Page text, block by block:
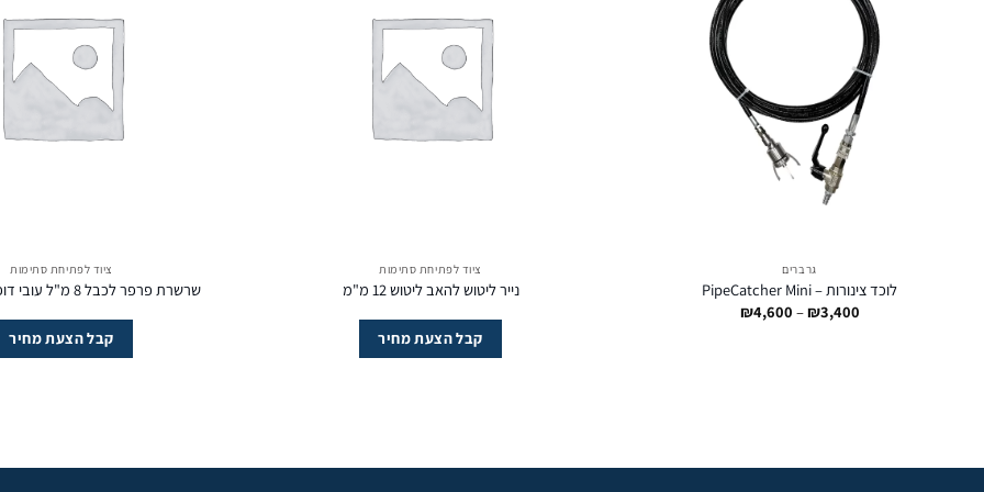
גרברים
לוכד צינורות – PipeCatcher Mini
₪3,400
–
₪4,600 טווח
ציוד לפתיחת סתימות
נייר ליטוש להאב ליטוש 12 מ"מ
קבל הצעת מחיר
ציוד לפתיחת סתימות
שרשרת פרפר לכבל 8 מ"ל עובי דופן 3 מ"מ PVC
קבל הצעת מחיר